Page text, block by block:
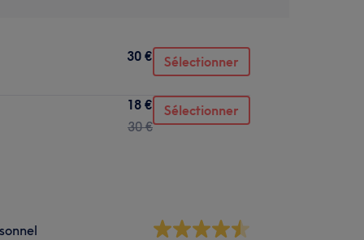
30 € Sélectionner
18 €
30 €
Sélectionner